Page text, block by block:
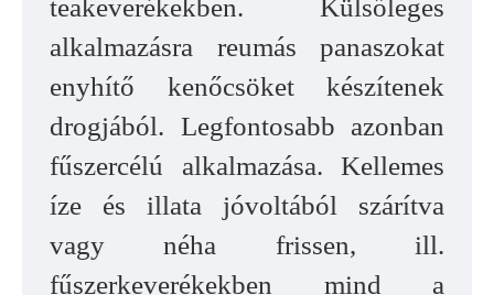
teakeverékekben. Külsőleges
alkalmazásra reumás panaszokat
enyhítő kenőcsöket készítenek
drogjából. Legfontosabb azonban
fűszercélú alkalmazása. Kellemes
íze és illata jóvoltából szárítva
vagy néha frissen, ill.
fűszerkeverékekben mind a